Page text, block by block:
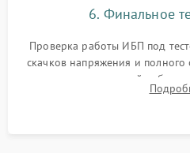
6. Финальное
Проверка работы ИБП под
скачков напряжения и полного
времени автономной работы,
корректности формы